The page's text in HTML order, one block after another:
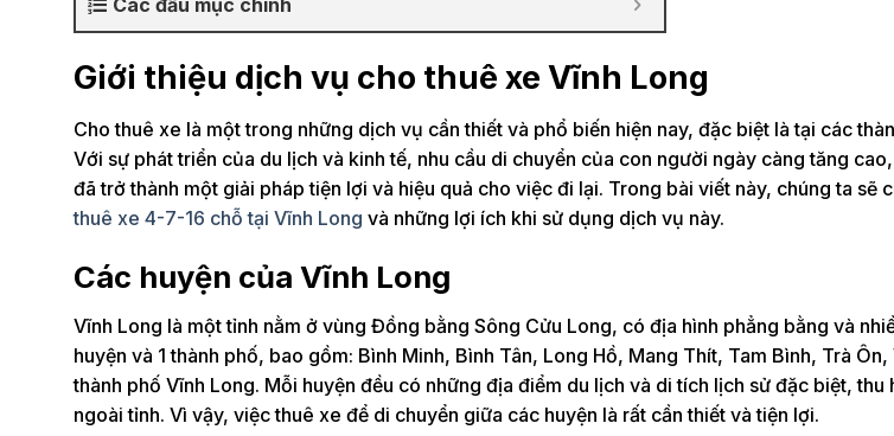
Các đầu mục chính
Giới thiệu dịch vụ cho thuê xe Vĩnh Long
Cho thuê xe là một trong những dịch vụ cần thiết và phổ biến hiện nay, đặc biệt là tại các
Với sự phát triển của du lịch và kinh tế, nhu cầu di chuyển của con người ngày càng tăng
đã trở thành một giải pháp tiện lợi và hiệu quả cho việc đi lại. Trong bài viết này, chúng ta sẽ
thuê xe 4-7-16 chỗ tại Vĩnh Long và những lợi ích khi sử dụng dịch vụ này.
Các huyện của Vĩnh Long
Vĩnh Long là một tỉnh nằm ở vùng Đồng bằng Sông Cửu Long, có địa hình phẳng bằng và
huyện và 1 thành phố, bao gồm: Bình Minh, Bình Tân, Long Hồ, Mang Thít, Tam Bình, Trà
thành phố Vĩnh Long. Mỗi huyện đều có những địa điểm du lịch và di tích lịch sử đặc biệt, thu
ngoài tỉnh. Vì vậy, việc thuê xe để di chuyển giữa các huyện là rất cần thiết và tiện lợi.